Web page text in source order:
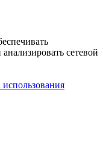
сетевой